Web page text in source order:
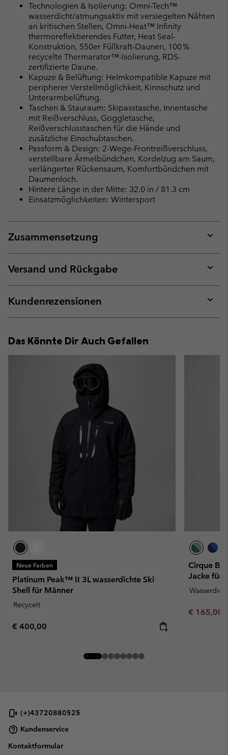
Technologien & Isolierung: Omni-Tech™
wasserdicht/atmungsaktiv mit versiegelten Nähten
an kritischen Stellen, Omni-Heat™ Infinity
thermoreflektierendes Futter, Heat Seal-
Konstruktion, 550er Füllkraft-Daunen, 100 %
recycelte Thermarator™-Isolierung, RDS-
zertifizierte Daune.
Kapuze & Belüftung: Helmkompatible Kapuze mit
peripherer Verstellmöglichkeit, Kinnschutz und
Unterarmbelüftung.
Taschen & Stauraum: Skipasstasche, Innentasche
mit Reißverschluss, Goggletasche,
Reißverschlusstaschen für die Hände und
zusätzliche Einschubtaschen.
Passform & Design: 2-Wege-Frontreißverschluss,
verstellbare Ärmelbündchen, Kordelzug am Saum,
verlängerter Rückensaum, Komfortbündchen mit
Daumenloch.
Hintere Länge in der Mitte: 32.0 in / 81.3 cm
Einsatzmöglichkeiten: Wintersport
Zusammensetzung
or
Versand und Rückgabe
or
Kundenrezensionen
or
Das Könnte Dir Auch Gefallen
Neue Farben
Platinum Peak™ II 3L wasserdichte Ski
Shell für Männer
Recycelt
Regular price:
€ 400,00
Cirque
Jacke für
Wasserdicht
Sale price:
€ 165,00
(+)43720880525
Kundenservice
Kontaktformular